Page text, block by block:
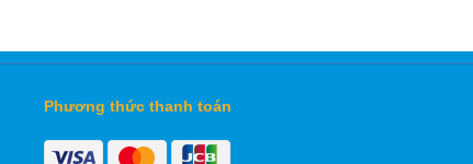
Phương thức thanh toán